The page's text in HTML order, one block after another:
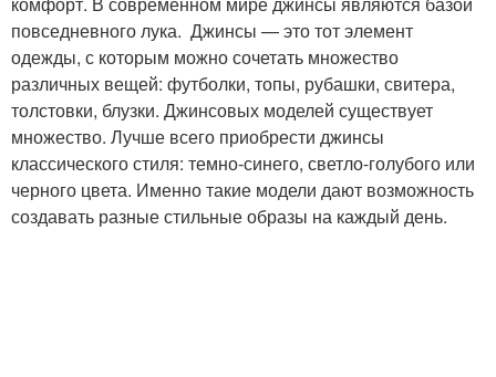
повседневного лука. Джинсы — это тот элемент
одежды, с которым можно сочетать множество
различных вещей: футболки, топы, рубашки, свитера,
толстовки, блузки. Джинсовых моделей существует
множество. Лучше всего приобрести джинсы
классического стиля: темно-синего, светло-голубого или
черного цвета. Именно такие модели дают возможность
создавать разные стильные образы на каждый день.